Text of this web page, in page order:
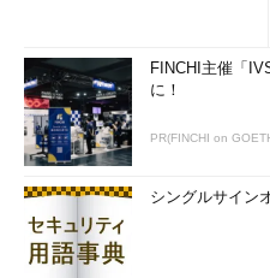
normal (3)、aggressive (4)、
字はそれぞれのテンプレートに
normal (3)はデフォルトの値と
い場合はnormal (3)が用いられる
paranoid(0)からinsane(5)と順
いくのだが、insane(5)のような
速なネットワーク上であること
FINCHI主催「
に！
PR(FINCHI on
シングルサイン